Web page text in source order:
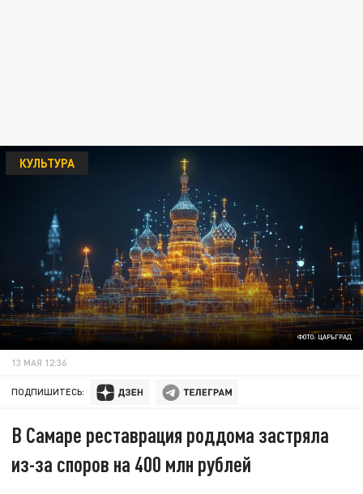
ФОТО: ЦАРЬГРАД
КУЛЬТУРА
13 МАЯ 12:36
ПОДПИШИТЕСЬ:
В Самаре реставрация роддома застряла
из-за споров на 400 млн рублей